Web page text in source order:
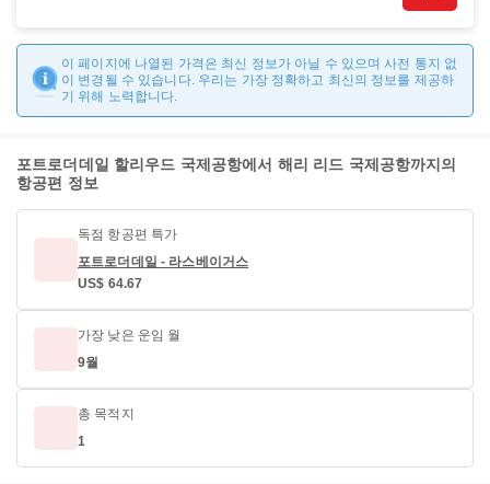
이 페이지에 나열된 가격은 최신 정보가 아닐 수 있으며 사전 통지 없
이 변경될 수 있습니다. 우리는 가장 정확하고 최신의 정보를 제공하
기 위해 노력합니다.
포트로더데일 할리우드 국제공항에서 해리 리드 국제공항까지의
항공편 정보
독점 항공편 특가
포트로더데일 - 라스베이거스
US$ 64.67
가장 낮은 운임 월
9월
총 목적지
1